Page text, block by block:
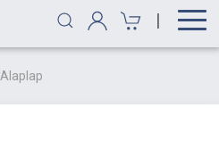
|
Alaplap